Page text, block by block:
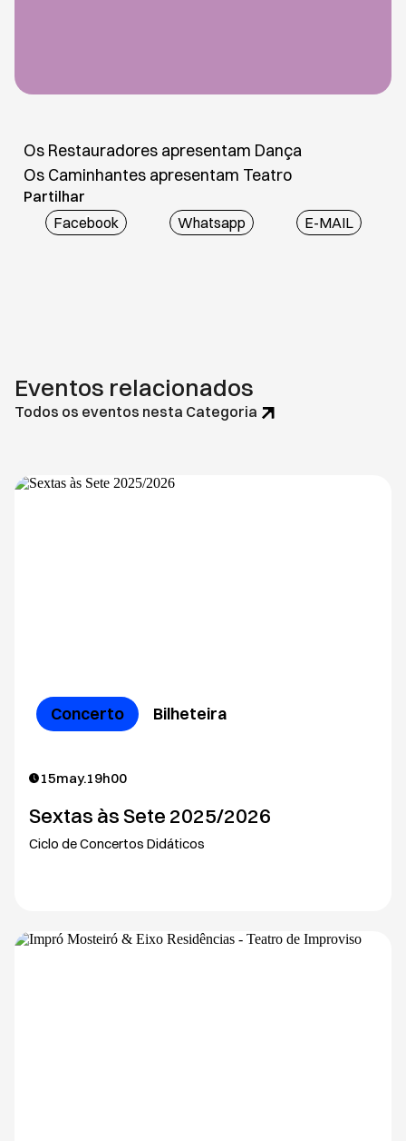
Os Restauradores apresentam Dança
Os Caminhantes apresentam Teatro
Partilhar
Facebook
Whatsapp E-MAIL
Eventos relacionados
Todos os eventos nesta Categoria
Concerto Bilheteira
15may.19h00
Sextas às Sete 2025/2026
Ciclo de Concertos Didáticos